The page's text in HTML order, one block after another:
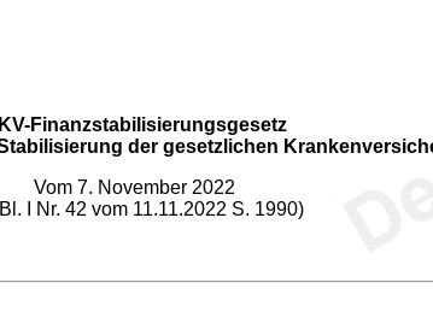
Finanzstabilisierungsgesetz
der gesetzlichen
Vom 7. November 2022
I Nr. 42 vom 11.11.2022 S. 1990)